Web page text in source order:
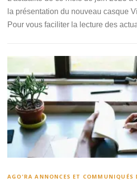
la présentation du nouveau casque
Pour vous faciliter la lecture des
AGO'RA ANNONCES ET COMMUNIQUÉS